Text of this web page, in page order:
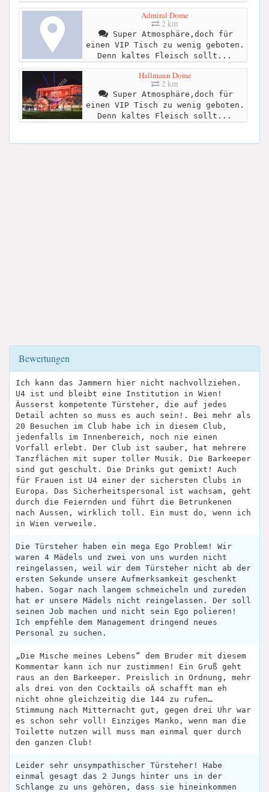
Admiral Dome
2 km
Super Atmosphäre,doch für
einen VIP Tisch zu wenig geboten.
Denn kaltes Fleisch sollt...
Hallmann Dome
2 km
Super Atmosphäre,doch für
einen VIP Tisch zu wenig geboten.
Denn kaltes Fleisch sollt...
Bewertungen
Ich kann das Jammern hier nicht nachvollziehen.
U4 ist und bleibt eine Institution in Wien!
Äusserst kompetente Türsteher, die auf jedes
Detail achten so muss es auch sein!. Bei mehr als
20 Besuchen im Club habe ich in diesem Club,
jedenfalls im Innenbereich, noch nie einen
Vorfall erlebt. Der Club ist sauber, hat mehrere
Tanzflächen mit super toller Musik. Die Barkeeper
sind gut geschult. Die Drinks gut gemixt! Auch
für Frauen ist U4 einer der sichersten Clubs in
Europa. Das Sicherheitspersonal ist wachsam, geht
durch die Feiernden und führt die Betrunkenen
nach Aussen, wirklich toll. Ein must do, wenn ich
in Wien verweile.
Die Türsteher haben ein mega Ego Problem! Wir
waren 4 Mädels und zwei von uns wurden nicht
reingelassen, weil wir dem Türsteher nicht ab der
ersten Sekunde unsere Aufmerksamkeit geschenkt
haben. Sogar nach langem schmeicheln und zureden
hat er unsere Mädels nicht reingelassen. Der soll
seinen Job machen und nicht sein Ego polieren!
Ich empfehle dem Management dringend neues
Personal zu suchen.
„Die Mische meines Lebens“ dem Bruder mit diesem
Kommentar kann ich nur zustimmen! Ein Gruß geht
raus an den Barkeeper. Preislich in Ordnung, mehr
als drei von den Cocktails oÄ schafft man eh
nicht ohne gleichzeitig die 144 zu rufen…
Stimmung nach Mitternacht gut, gegen drei Uhr war
es schon sehr voll! Einziges Manko, wenn man die
Toilette nutzen will muss man einmal quer durch
den ganzen Club!
Leider sehr unsympathischer Türsteher! Habe
einmal gesagt das 2 Jungs hinter uns in der
Schlange zu uns gehören, dass sie hineinkommen